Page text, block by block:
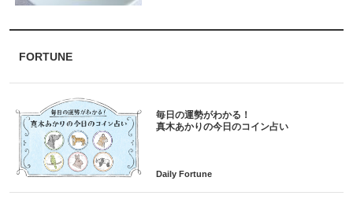
FORTUNE
毎日の運勢がわかる！